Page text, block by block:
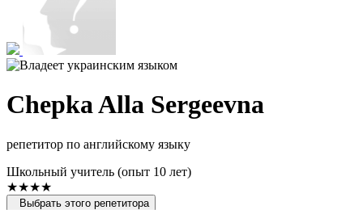
Chepka Alla Sergeevna
репетитор по английскому языку
Школьный учитель (опыт 10 лет)
★★★★
Выбрать этого репетитора